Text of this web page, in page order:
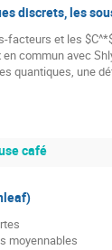
discrets, les
et les
commun avec
quantiques, une
café
moyennables